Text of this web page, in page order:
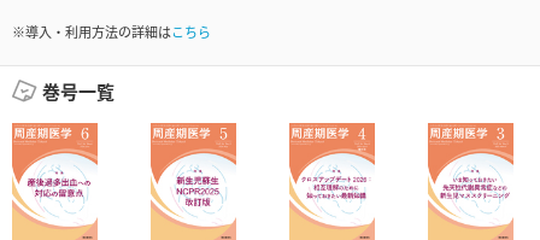
※導入・利用方法の詳細はこちら
巻号一覧